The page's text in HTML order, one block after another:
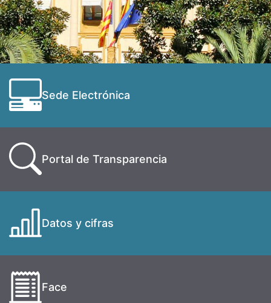
Sede Electrónica
Portal de Transparencia
Datos y cifras
Face